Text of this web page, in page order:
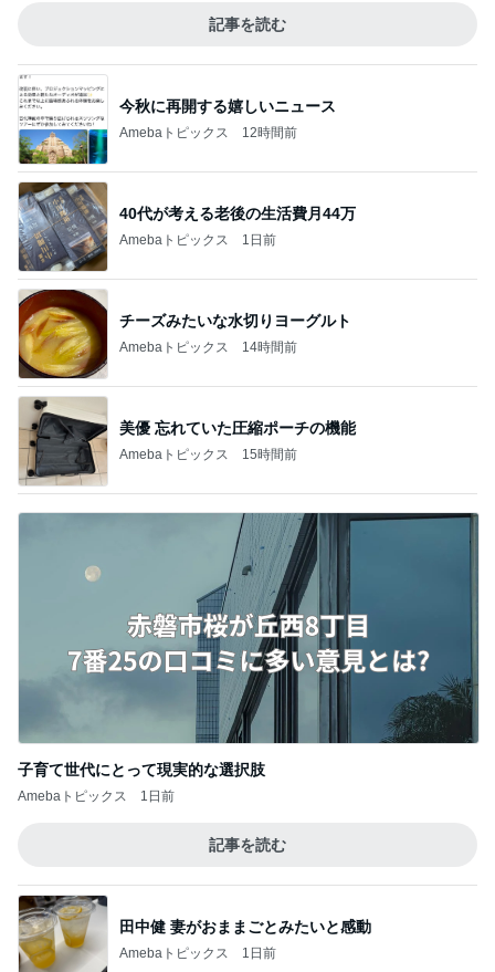
記事を読む
今秋に再開する嬉しいニュース
Amebaトピックス 12時間前
40代が考える老後の生活費月44万
Amebaトピックス 1日前
チーズみたいな水切りヨーグルト
Amebaトピックス 14時間前
美優 忘れていた圧縮ポーチの機能
Amebaトピックス 15時間前
子育て世代にとって現実的な選択肢
Amebaトピックス 1日前
記事を読む
田中健 妻がおままごとみたいと感動
Amebaトピックス 1日前